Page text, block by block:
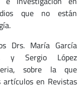
que no están
Drs. María García
y Sergio López
sobre la que
en Revistas